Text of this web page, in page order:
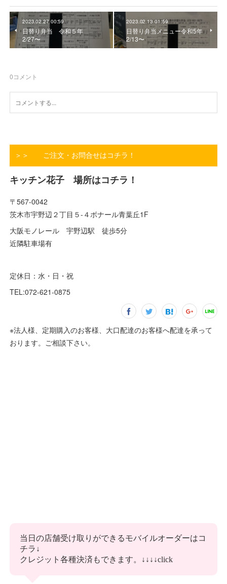
2023.02.27 00:59
日替り弁当 令和５年
2/27〜
2023.02.13 01:59
日替り弁当メニュー令和5年
2/13〜
0コメント
＞＞ ご注文・お問合せはコチラ！
キッチン花子 場所はコチラ！
〒567-0042
茨木市宇野辺２丁目５-４ボナール青葉丘1F
大阪モノレール 宇野辺駅 徒歩5分
近隣駐車場有
定休日：水・日・祝
TEL:072-621-0875
※法人様、定期購入のお客様、大口配達のお客様へ配達を承って
おります。ご相談下さい。